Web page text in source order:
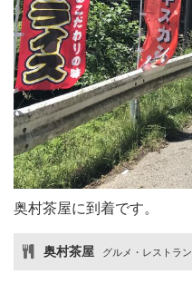
奥村茶屋に到着です。
奥村茶屋 グルメ・レストラン